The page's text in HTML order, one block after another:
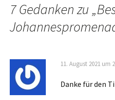
7 Gedanken zu „
11. August 2021 um
Danke für den